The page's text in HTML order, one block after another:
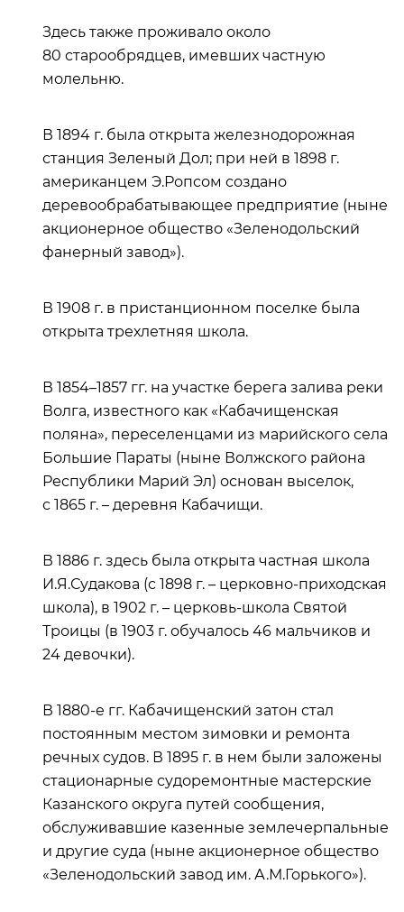
Здесь также проживало около
80 старообрядцев, имевших частную
молельню.
В 1894 г. была открыта железнодорожная
станция Зеленый Дол; при ней в 1898 г.
американцем Э.Ропсом создано
деревообрабатывающее предприятие (ныне
акционерное общество «Зеленодольский
фанерный завод»).
В 1908 г. в пристанционном поселке была
открыта трехлетняя школа.
В 1854–1857 гг. на участке берега залива реки
Волга, известного как «Кабачищенская
поляна», переселенцами из марийского села
Большие Параты (ныне Волжского района
Республики Марий Эл) основан выселок,
с 1865 г. – деревня Кабачищи.
В 1886 г. здесь была открыта частная школа
И.Я.Судакова (с 1898 г. – церковно‑приходская
школа), в 1902 г. – церковь-школа Святой
Троицы (в 1903 г. обучалось 46 мальчиков и
24 девочки).
В 1880-е гг. Кабачищенский затон стал
постоянным местом зимовки и ремонта
речных судов. В 1895 г. в нем были заложены
стационарные судоремонтные мастерские
Казанского округа путей сообщения,
обслуживавшие казенные землечерпальные
и другие суда (ныне акционерное общество
«Зеленодольский завод им. А.М.Горького»).